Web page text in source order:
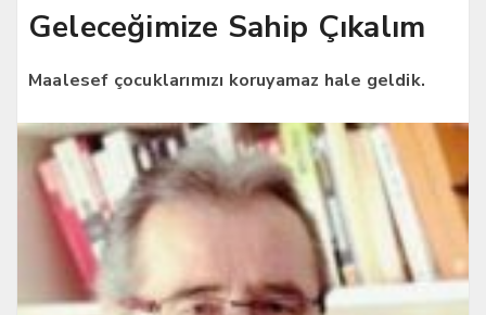
Geleceğimize Sahip Çıkalım
Maalesef çocuklarımızı koruyamaz hale geldik.